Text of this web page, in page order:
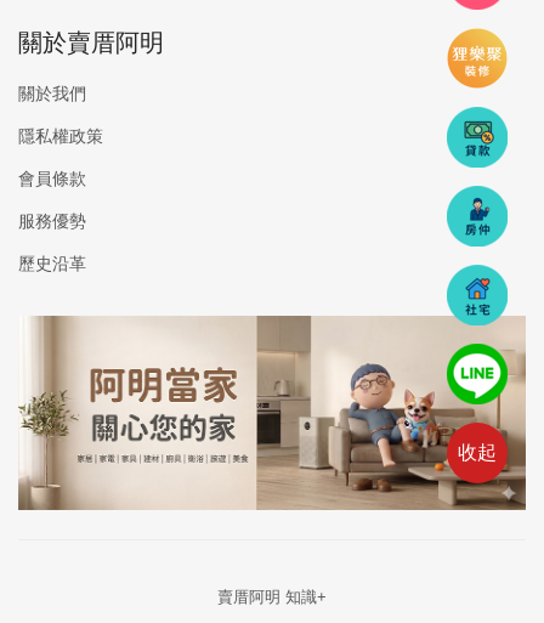
收起
關於賣厝阿明
關於我們
隱私權政策
會員條款
服務優勢
歷史沿革
賣厝阿明 知識+